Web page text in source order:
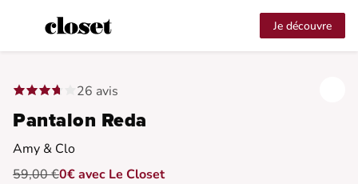
Je découvre
26 avis
Pantalon Reda
Amy & Clo
59,00 €0€ avec Le Closet